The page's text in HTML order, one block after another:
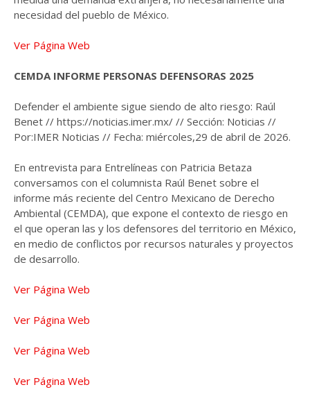
necesidad del pueblo de México.
Ver Página Web
CEMDA INFORME PERSONAS DEFENSORAS 2025
Defender el ambiente sigue siendo de alto riesgo: Raúl
Benet // https://noticias.imer.mx/ // Sección: Noticias //
Por:IMER Noticias // Fecha: miércoles,29 de abril de 2026.
En entrevista para Entrelíneas con Patricia Betaza
conversamos con el columnista Raúl Benet sobre el
informe más reciente del Centro Mexicano de Derecho
Ambiental (CEMDA), que expone el contexto de riesgo en
el que operan las y los defensores del territorio en México,
en medio de conflictos por recursos naturales y proyectos
de desarrollo.
Ver Página Web
Ver Página Web
Ver Página Web
Ver Página Web